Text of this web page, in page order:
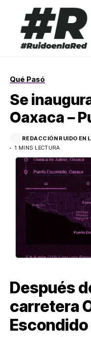
Qué Pasó
Se
Oaxaca –
REDACCIÓN RUIDO EN
1 MINS LECTURA
Después
carretera